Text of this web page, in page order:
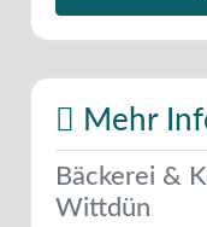
Mehr
Bäckerei &
Wittdün